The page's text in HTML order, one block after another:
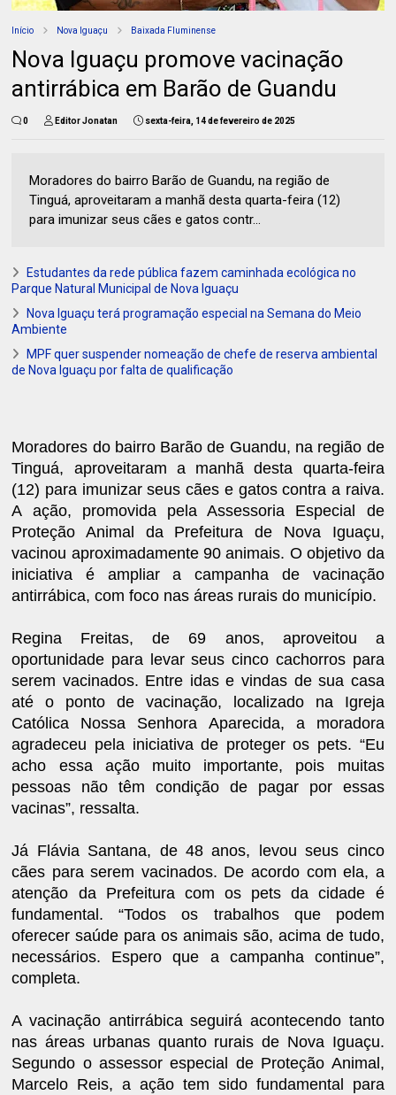
Início Nova Iguaçu Baixada Fluminense
Nova Iguaçu promove vacinação
antirrábica em Barão de Guandu
0 Editor Jonatan sexta-feira, 14 de fevereiro de 2025
Moradores do bairro Barão de Guandu, na região de
Tinguá, aproveitaram a manhã desta quarta-feira (12)
para imunizar seus cães e gatos contr...
Estudantes da rede pública fazem caminhada ecológica no
Parque Natural Municipal de Nova Iguaçu
Nova Iguaçu terá programação especial na Semana do Meio
Ambiente
MPF quer suspender nomeação de chefe de reserva ambiental
de Nova Iguaçu por falta de qualificação
Moradores do bairro Barão de Guandu, na região de
Tinguá, aproveitaram a manhã desta quarta-feira
(12) para imunizar seus cães e gatos contra a raiva.
A ação, promovida pela Assessoria Especial de
Proteção Animal da Prefeitura de Nova Iguaçu,
vacinou aproximadamente 90 animais. O objetivo da
iniciativa é ampliar a campanha de vacinação
antirrábica, com foco nas áreas rurais do município.
Regina Freitas, de 69 anos, aproveitou a
oportunidade para levar seus cinco cachorros para
serem vacinados. Entre idas e vindas de sua casa
até o ponto de vacinação, localizado na Igreja
Católica Nossa Senhora Aparecida, a moradora
agradeceu pela iniciativa de proteger os pets. “Eu
acho essa ação muito importante, pois muitas
pessoas não têm condição de pagar por essas
vacinas”, ressalta.
Já Flávia Santana, de 48 anos, levou seus cinco
cães para serem vacinados. De acordo com ela, a
atenção da Prefeitura com os pets da cidade é
fundamental. “Todos os trabalhos que podem
oferecer saúde para os animais são, acima de tudo,
necessários. Espero que a campanha continue”,
completa.
A vacinação antirrábica seguirá acontecendo tanto
nas áreas urbanas quanto rurais de Nova Iguaçu.
Segundo o assessor especial de Proteção Animal,
Marcelo Reis, a ação tem sido fundamental para